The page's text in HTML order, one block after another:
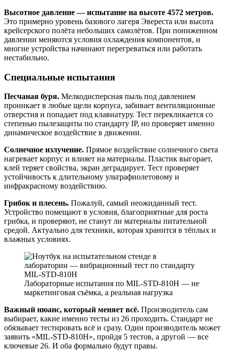
Высотное давление — испытание на высоте 4572 метров.
Это примерно уровень базового лагеря Эвереста или высота
крейсерского полёта небольших самолётов. При пониженном
давлении меняются условия охлаждения компонентов, и
многие устройства начинают перегреваться или работать
нестабильно.
Специальные испытания
Песчаная буря. Мелкодисперсная пыль под давлением
проникает в любые щели корпуса, забивает вентиляционные
отверстия и попадает под клавиатуру. Тест перекликается со
степенью пылезащиты по стандарту IP, но проверяет именно
динамическое воздействие в движении.
Солнечное излучение. Прямое воздействие солнечного света
нагревает корпус и влияет на материалы. Пластик выгорает,
клей теряет свойства, экран деградирует. Тест проверяет
устойчивость к длительному ультрафиолетовому и
инфракрасному воздействию.
Грибок и плесень. Пожалуй, самый неожиданный тест.
Устройство помещают в условия, благоприятные для роста
грибка, и проверяют, не станут ли материалы питательной
средой. Актуально для техники, которая хранится в тёплых и
влажных условиях.
Лабораторные испытания по MIL-STD-810H — не
маркетинговая съёмка, а реальная нагрузка
Важный нюанс, который меняет всё. Производитель сам
выбирает, какие именно тесты из 26 проходить. Стандарт не
обязывает тестировать всё и сразу. Один производитель может
заявить «MIL-STD-810H», пройдя 5 тестов, а другой — все
ключевые 26. И оба формально будут правы.